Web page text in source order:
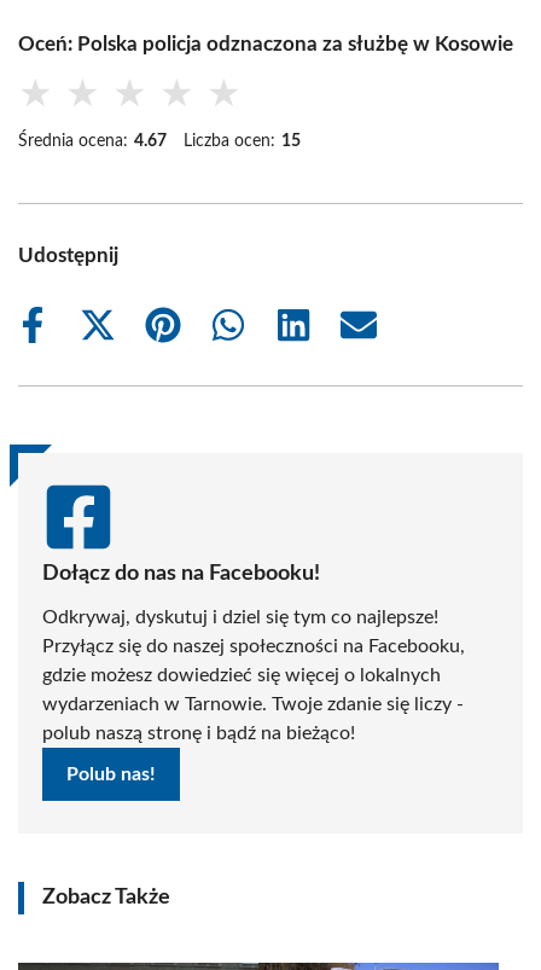
Oceń: Polska policja odznaczona za służbę w Kosowie
★ ★ ★ ★ ★
Średnia ocena: 4.67 Liczba ocen: 15
Udostępnij
Share
Share
(Twitter)
Share
Share
Share
Share
Dołącz do nas na Facebooku!
Odkrywaj, dyskutuj i dziel się tym co najlepsze!
Przyłącz się do naszej społeczności na Facebooku,
gdzie możesz dowiedzieć się więcej o lokalnych
wydarzeniach w Tarnowie. Twoje zdanie się liczy -
polub naszą stronę i bądź na bieżąco!
Polub nas!
Zobacz Także